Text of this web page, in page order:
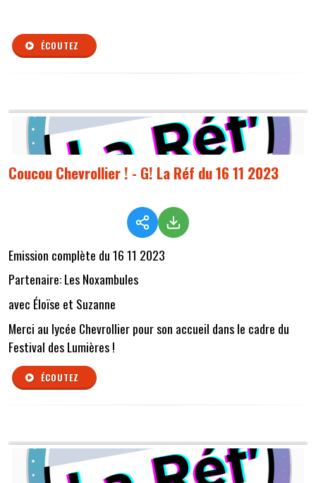
ÉCOUTEZ
Coucou Chevrollier ! - G! La Réf du 16 11 2023
Emission complète du 16 11 2023
Partenaire: Les Noxambules
avec Éloïse et Suzanne
Merci au lycée Chevrollier pour son accueil dans le cadre du
Festival des Lumières !
ÉCOUTEZ